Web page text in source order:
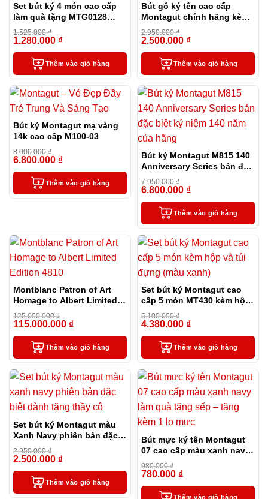
Set bút ký 4 món cao cấp
làm quà tặng MTG0128
(màu đen)
1.525.000₫
1.280.000 ₫
Thêm vào giỏ hàng
Bút gỗ ký tên cao cấp
Montagut chính hãng kèm
mực
2.950.000₫
2.500.000 ₫
Thêm vào giỏ hàng
Bút ký Montagut mạ vàng
14k cao cấp M100-03
8.000.000₫
6.800.000 ₫
Thêm vào giỏ hàng
Bút ký Montagut M815 140
Anniversary Series bản đặc
biệt kỷ niệm 140 năm của
hãng
7.950.000₫
6.800.000 ₫
Thêm vào giỏ hàng
Montblanc Patron of Art
Homage to Albert Limited
Edition 4810
125.000.000₫
115.000.000 ₫
Thêm vào giỏ hàng
Set bút ký Montagut cao
cấp 5 món MT430 kèm hộp
và túi đựng màu xanh
5.100.000₫
4.380.000 ₫
Thêm vào giỏ hàng
Set bút ký Montagut màu
Xanh Navy phiên bản đặc
biệt dành tặng thầy cô
2.950.000₫
2.500.000 ₫
Thêm vào giỏ hàng
Bút mực ký tên Montagut
07 cao cấp màu xanh navy
làm quà tặng sếp – tặng
kèm 1 lọ mực
980.000₫
780.000 ₫
Thêm vào giỏ hàng